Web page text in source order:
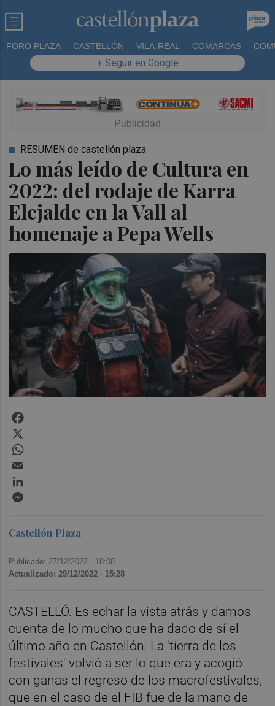
FORO PLAZA CASTELLÓN VILA-REAL COMARCAS
+ Seguir en Google
Lo más leído de Cultura en
2022: del rodaje de Karra
Elejalde en la Vall al
homenaje a Pepa Wells
RESUMEN de castellón plaza
Castellón Plaza
Publicado: 27/12/2022 · 18:08
Actualizado: 29/12/2022 · 15:28
CASTELLÓ. Es echar la vista atrás y darnos
cuenta de lo mucho que ha dado de sí el
último año en Castellón. La 'tierra de los
festivales' volvió a ser lo que era y acogió
con ganas el regreso de los macrofestivales,
que en el caso de el FIB fue de la mano de